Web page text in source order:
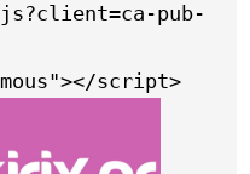
pub-
script>